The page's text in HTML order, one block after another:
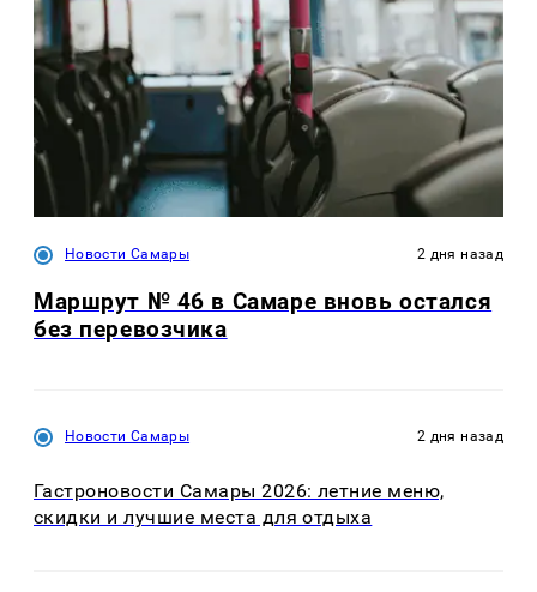
Новости Самары 2 дня назад
Маршрут № 46 в Самаре вновь остался
без перевозчика
Новости Самары 2 дня назад
Гастроновости Самары 2026: летние меню,
скидки и лучшие места для отдыха